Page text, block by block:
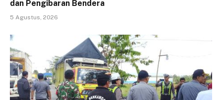
dan Pengibaran Bendera
5 Agustus, 2026